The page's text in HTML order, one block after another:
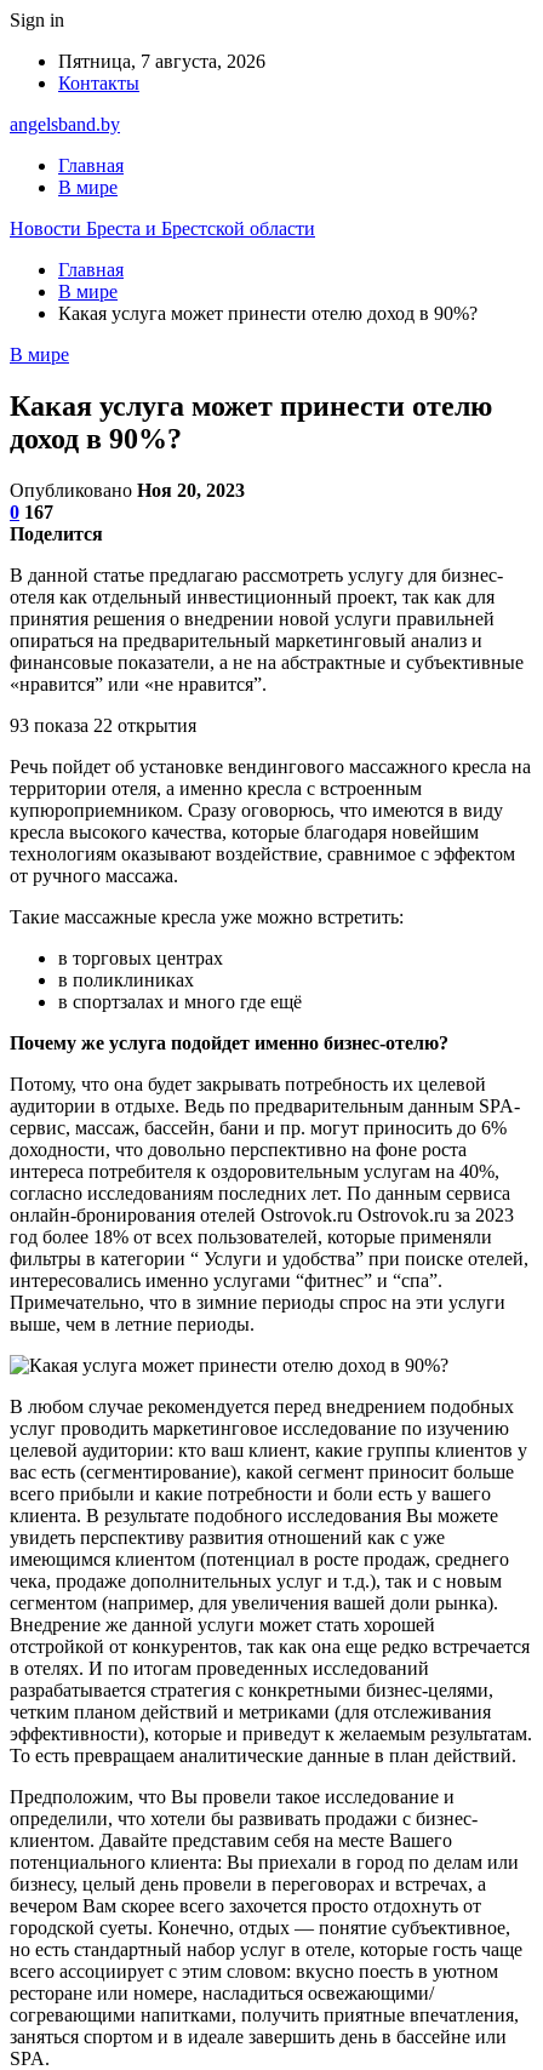
Sign in
Пятница, 7 августа, 2026
Контакты
angelsband.by
Главная
В мире
Новости Бреста и Брестской области
Главная
В мире
Какая услуга может принести отелю доход в 90%?
В мире
Какая услуга может принести отелю
доход в 90%?
Опубликовано Ноя 20, 2023
0 167
Поделится
В данной статье предлагаю рассмотреть услугу для бизнес-
отеля как отдельный инвестиционный проект, так как для
принятия решения о внедрении новой услуги правильней
опираться на предварительный маркетинговый анализ и
финансовые показатели, а не на абстрактные и субъективные
«нравится” или «не нравится”.
93 показа 22 открытия
Речь пойдет об установке вендингового массажного кресла на
территории отеля, а именно кресла с встроенным
купюроприемником. Сразу оговорюсь, что имеются в виду
кресла высокого качества, которые благодаря новейшим
технологиям оказывают воздействие, сравнимое с эффектом
от ручного массажа.
Такие массажные кресла уже можно встретить:
в торговых центрах
в поликлиниках
в спортзалах и много где ещё
Почему же услуга подойдет именно бизнес-отелю?
Потому, что она будет закрывать потребность их целевой
аудитории в отдыхе. Ведь по предварительным данным SPA-
сервис, массаж, бассейн, бани и пр. могут приносить до 6%
доходности, что довольно перспективно на фоне роста
интереса потребителя к оздоровительным услугам на 40%,
согласно исследованиям последних лет. По данным сервиса
онлайн-бронирования отелей Ostrovok.ru Ostrovok.ru за 2023
год более 18% от всех пользователей, которые применяли
фильтры в категории “ Услуги и удобства” при поиске отелей,
интересовались именно услугами “фитнес” и “спа”.
Примечательно, что в зимние периоды спрос на эти услуги
выше, чем в летние периоды.
В любом случае рекомендуется перед внедрением подобных
услуг проводить маркетинговое исследование по изучению
целевой аудитории: кто ваш клиент, какие группы клиентов у
вас есть (сегментирование), какой сегмент приносит больше
всего прибыли и какие потребности и боли есть у вашего
клиента. В результате подобного исследования Вы можете
увидеть перспективу развития отношений как с уже
имеющимся клиентом (потенциал в росте продаж, среднего
чека, продаже дополнительных услуг и т.д.), так и с новым
сегментом (например, для увеличения вашей доли рынка).
Внедрение же данной услуги может стать хорошей
отстройкой от конкурентов, так как она еще редко встречается
в отелях. И по итогам проведенных исследований
разрабатывается стратегия с конкретными бизнес-целями,
четким планом действий и метриками (для отслеживания
эффективности), которые и приведут к желаемым результатам.
То есть превращаем аналитические данные в план действий.
Предположим, что Вы провели такое исследование и
определили, что хотели бы развивать продажи с бизнес-
клиентом. Давайте представим себя на месте Вашего
потенциального клиента: Вы приехали в город по делам или
бизнесу, целый день провели в переговорах и встречах, а
вечером Вам скорее всего захочется просто отдохнуть от
городской суеты. Конечно, отдых — понятие субъективное,
но есть стандартный набор услуг в отеле, которые гость чаще
всего ассоциирует с этим словом: вкусно поесть в уютном
ресторане или номере, насладиться освежающими/
согревающими напитками, получить приятные впечатления,
заняться спортом и в идеале завершить день в бассейне или
SPA.